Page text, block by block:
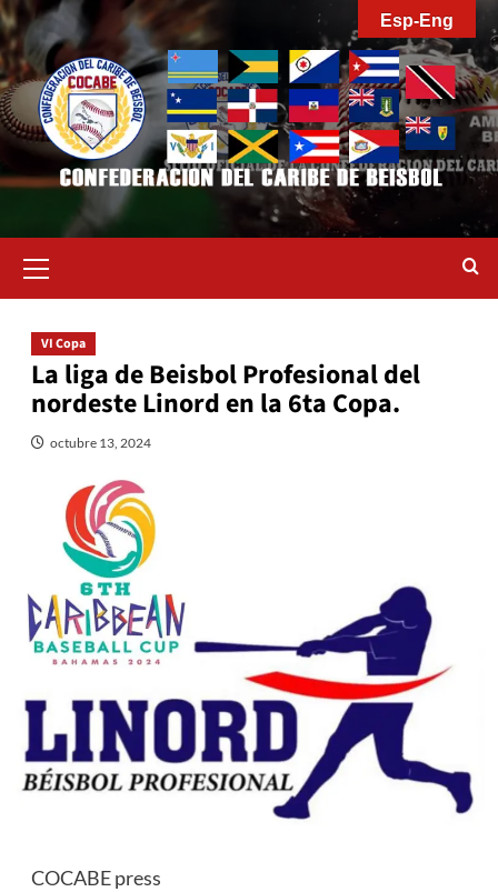
Saltar
al
contenido
primario
VI Copa
La liga de Beisbol Profesional del
nordeste Linord en la 6ta Copa.
octubre 13, 2024
COCABE press
Esp-Eng